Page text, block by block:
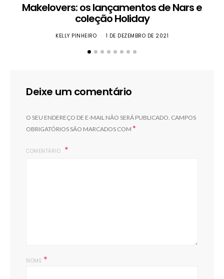
Makelovers: os lançamentos de Nars e
coleção Holiday
KELLY PINHEIRO 1 DE DEZEMBRO DE 2021
Deixe um comentário
O SEU ENDEREÇO DE E-MAIL NÃO SERÁ PUBLICADO. CAMPOS
OBRIGATÓRIOS SÃO MARCADOS COM *
COMENTÁRIO
NOME *